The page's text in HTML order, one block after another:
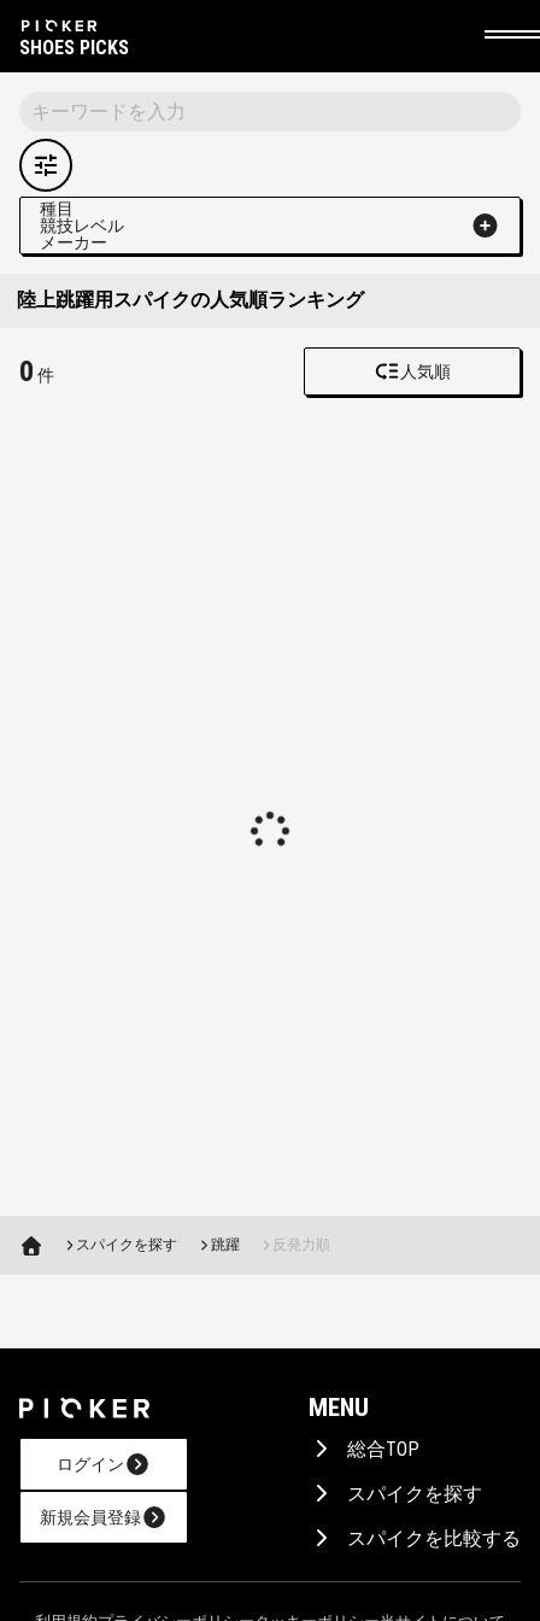
SHOES PICKS
種目
競技レベル
メーカー
陸上跳躍用スパイクの人気順ランキング
0 件 人気順
AIに相談！
スパイクを探す 跳躍 反発力順
ログイン
新規会員登録
MENU
総合TOP
スパイクを探す
スパイクを比較する